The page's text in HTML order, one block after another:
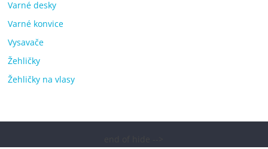
Varné desky
Varné konvice
Vysavače
Žehličky
Žehličky na vlasy